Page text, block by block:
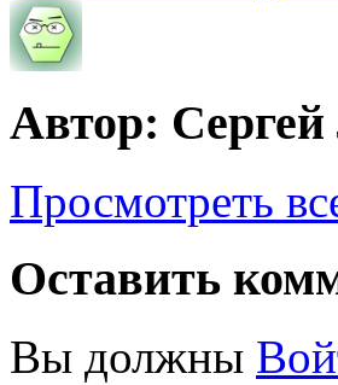
Автор:
Просмотреть
Оставить
Вы должны